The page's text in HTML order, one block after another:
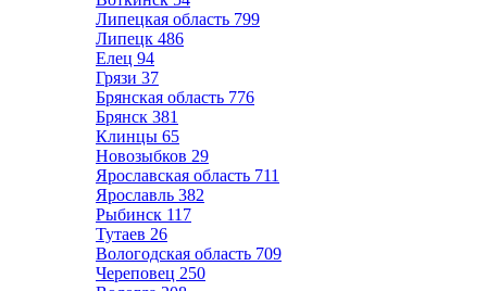
Липецкая область 799
Липецк 486
Елец 94
Грязи 37
Брянская область 776
Брянск 381
Клинцы 65
Новозыбков 29
Ярославская область 711
Ярославль 382
Рыбинск 117
Тутаев 26
Вологодская область 709
Череповец 250